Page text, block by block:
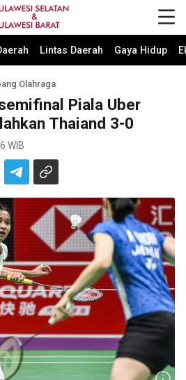
Lintas Daerah Gaya Hidup
Olahraga
Piala Uber
Thaiand 3-0
WIB